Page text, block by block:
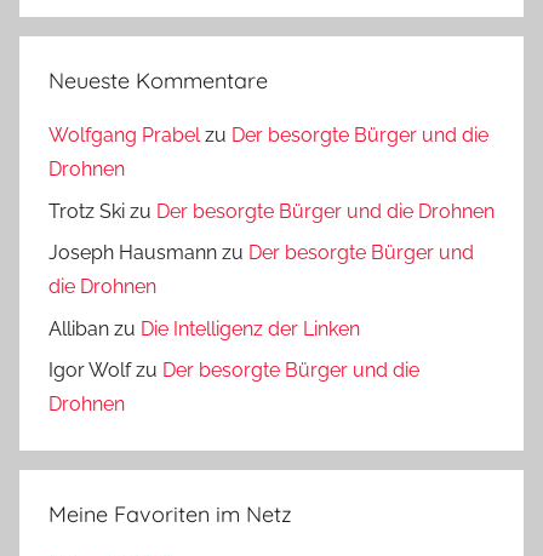
Neueste Kommentare
Wolfgang Prabelzu Der besorgte Bürger und die
Drohnen
Trotz Ski zu Der besorgte Bürger und die Drohnen
Joseph Hausmann zu Der besorgte Bürger und
die Drohnen
Alliban zu Die Intelligenz der Linken
Igor Wolfzu Der besorgte Bürger und die
Drohnen
Meine Favoriten im Netz